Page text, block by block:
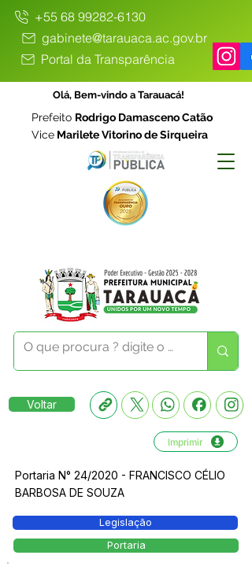
+55 68 99282-6130
gabinete@tarauaca.ac.gov.br
Portal da Transparência
Olá, Bem-vindo a Tarauacá!
Prefeito Rodrigo Damasceno Catão
Vice Marilete Vitorino de Sirqueira
Voltar
Imprimir
Portaria N° 24/2020 - FRANCISCO CÉLIO
BARBOSA DE SOUZA
Legislação
Portaria